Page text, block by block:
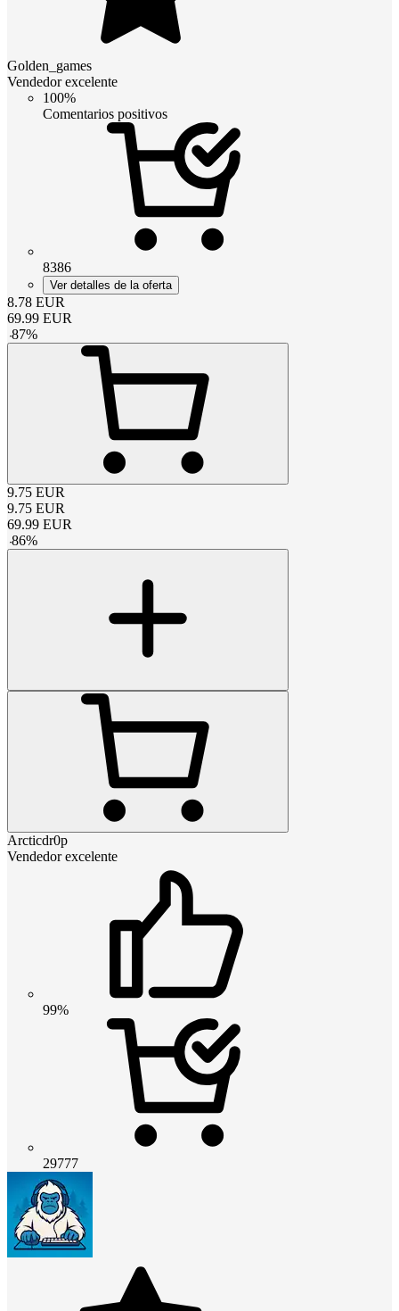
Golden_games
Vendedor excelente
100%
Comentarios positivos
8386
Ver detalles de la oferta
8.78 EUR
69.99 EUR
-87%
9.75 EUR
9.75 EUR
69.99 EUR
-86%
Arcticdr0p
Vendedor excelente
99%
29777